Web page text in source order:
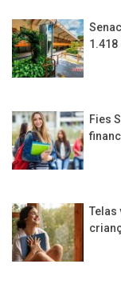
Fies
Telas